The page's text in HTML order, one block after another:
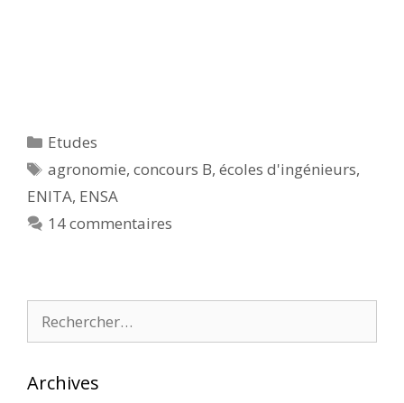
Catégories
Etudes
Étiquettes
agronomie,concours B,écoles d'ingénieurs,
ENITA, ENSA
14 commentaires
Archives